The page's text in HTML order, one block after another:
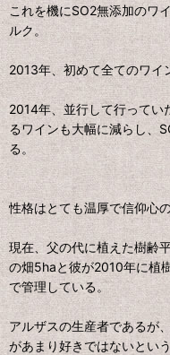
これを機にSO2無添加のワ
ルク。
2013年、初めて全てのワイ
2014年、並行して行ってい
るワインも大幅に減らし、
る。
性格はとても温厚で信仰心
現在、父の代に植えた樹齢
の畑5haと彼が2010年に植
で管理している。
アルザスの生産者であるが
があまり好きではないとい